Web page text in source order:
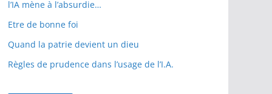
l’IA mène à l’absurdie…
Etre de bonne foi
Quand la patrie devient un dieu
Règles de prudence dans l’usage de l’I.A.